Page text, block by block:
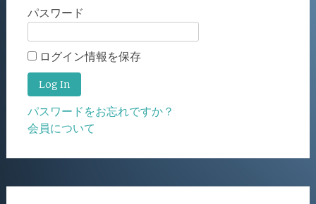
パスワード
ログイン情報を保存
パスワードをお忘れですか？
会員について